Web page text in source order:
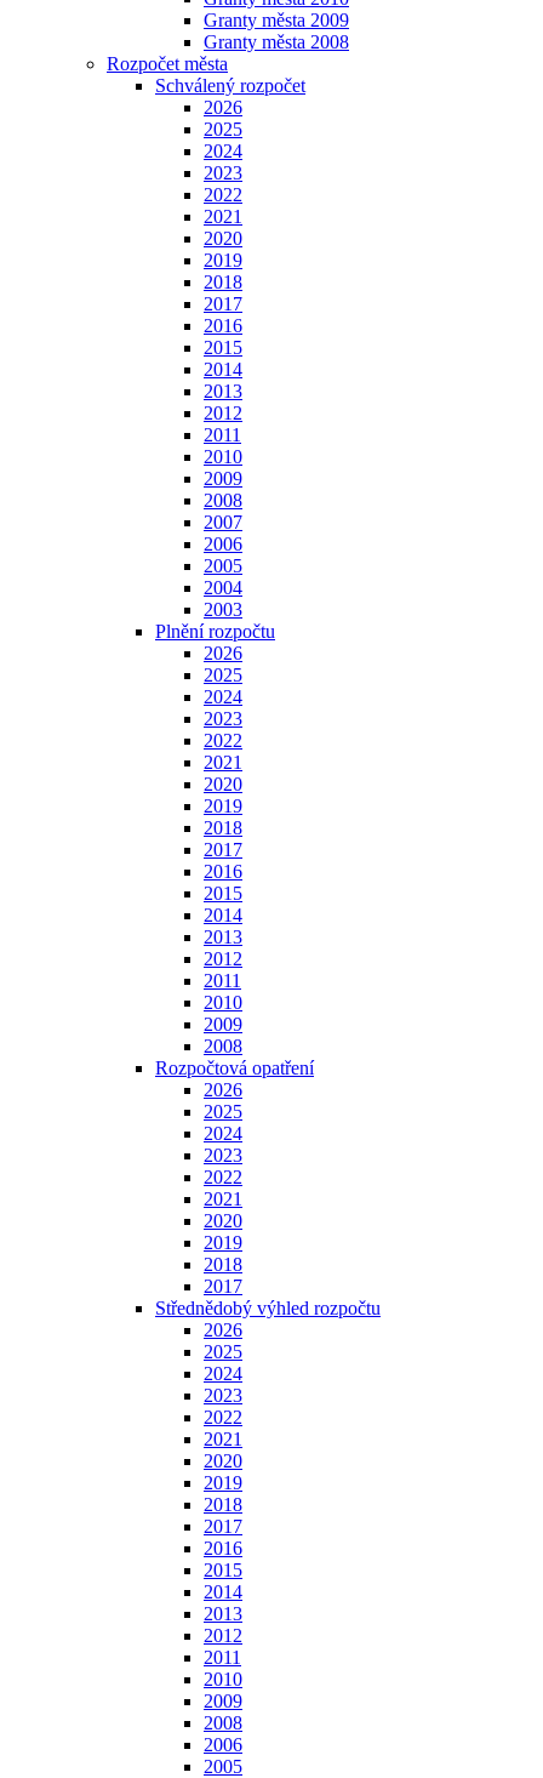
Granty města 2009
Granty města 2008
Rozpočet města
Schválený rozpočet
2026
2025
2024
2023
2022
2021
2020
2019
2018
2017
2016
2015
2014
2013
2012
2011
2010
2009
2008
2007
2006
2005
2004
2003
Plnění rozpočtu
2026
2025
2024
2023
2022
2021
2020
2019
2018
2017
2016
2015
2014
2013
2012
2011
2010
2009
2008
Rozpočtová opatření
2026
2025
2024
2023
2022
2021
2020
2019
2018
2017
Střednědobý výhled rozpočtu
2026
2025
2024
2023
2022
2021
2020
2019
2018
2017
2016
2015
2014
2013
2012
2011
2010
2009
2008
2006
2005